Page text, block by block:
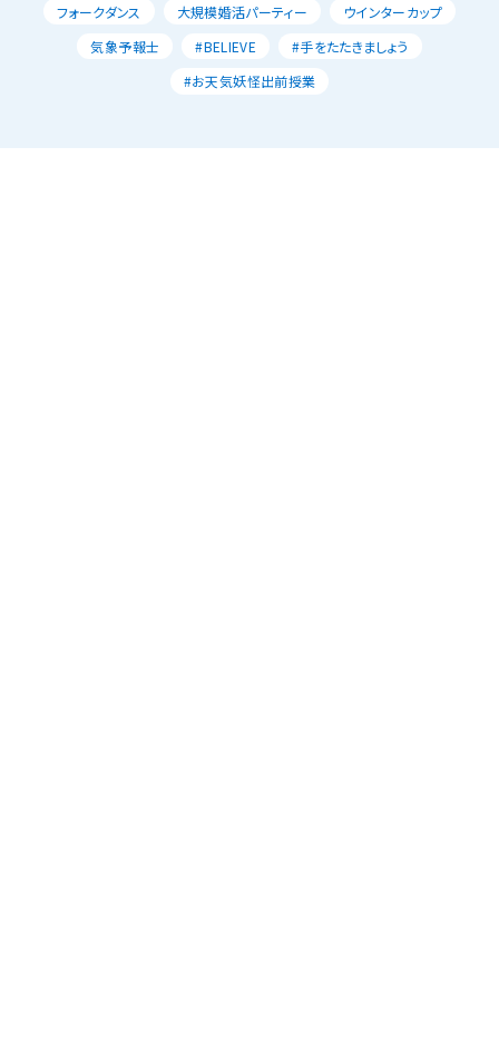
フォークダンス
大規模婚活パーティー
ウインターカップ
気象予報士
#BELIEVE
#手をたたきましょう
#お天気妖怪出前授業